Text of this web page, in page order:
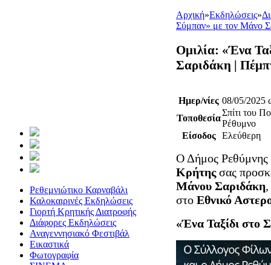
Ρεθεμνιώτικο Καρναβάλι
Καλοκαιρινές Εκδηλώσεις
Γιορτή Κρητικής Διατροφής
Διάφορες Εκδηλώσεις
Αναγεννησιακό Φεστιβάλ
Εικαστικά
Φωτογραφία
Αρχική»Εκδηλώσεις»
Σύμπαν» με τον Μάνο
Ομιλία: «Ένα
Σαριδάκη |
Ημερ/νίες 08/05/2025
Τοποθεσία
Σπίτι του
Ρέθυμνο
Είσοδος
Ελεύθερη
Ο Δήμος Ρεθύμνης
Κρήτηςσας
Μάνου Σαριδάκη
στο Εθνικό
«Ένα Ταξίδι στο